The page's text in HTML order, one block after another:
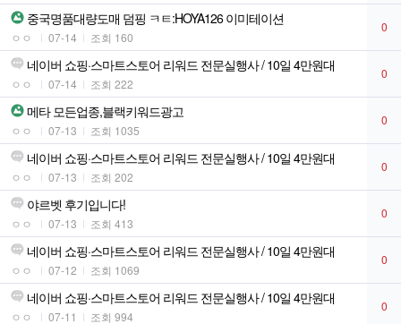
중국명품대량도매 덤핑 ㅋㅌ:HOYA126 이미테이션
ㅇㅇ 07-14 조회 160
0
네이버 쇼핑·스마트스토어 리워드 전문실행사 / 10일 4만원대
ㅇㅇ 07-14 조회 222
0
메타 모든업종,블랙키워드광고
ㅇㅇ 07-13 조회 1035
0
네이버 쇼핑·스마트스토어 리워드 전문실행사 / 10일 4만원대
ㅇㅇ 07-13 조회 202
0
야르벳 후기입니다!
ㅇㅇ 07-13 조회 413
0
네이버 쇼핑·스마트스토어 리워드 전문실행사 / 10일 4만원대
ㅇㅇ 07-12 조회 1069
0
네이버 쇼핑·스마트스토어 리워드 전문실행사 / 10일 4만원대
ㅇㅇ 07-11 조회 994
0